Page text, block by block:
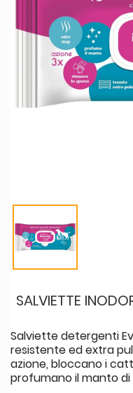
SALVIETTE
Salviette detergenti
resistente ed extra
azione, bloccano i
profumano il manto